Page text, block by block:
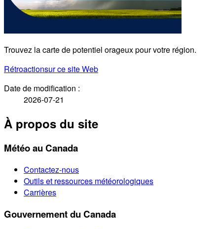
Trouvez la carte de potentiel orageux pour votre région.
Rétroactionsur ce site Web
Date de modification :
2026-07-21
À propos du site
Météo au Canada
Contactez-nous
Outils et ressources météorologiques
Carrières
Gouvernement du Canada